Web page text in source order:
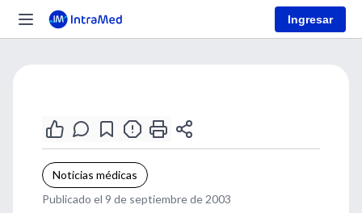
Ingresar
Noticias médicas
Publicado el 9 de septiembre de 2003